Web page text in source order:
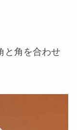
と角を合わせ